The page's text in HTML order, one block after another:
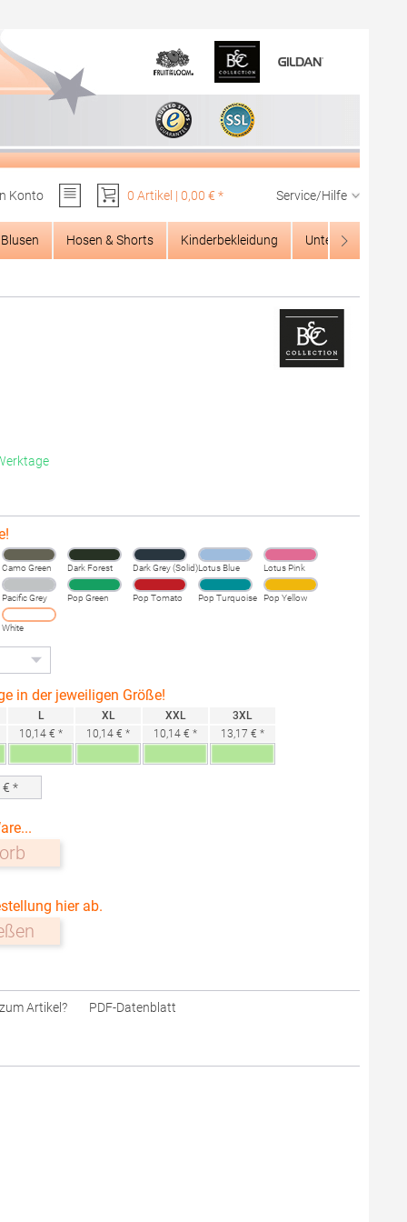
Konto
0 Artikel | 0,00 € * Service/Hilfe
Hosen & Shorts Kinderbekleidung Unterwäsche
Camo Green Dark Forest Dark Grey (Solid)Lotus Blue Lotus Pink
Pacific Grey Pop Green Pop Tomato Pop Turquoise Pop Yellow
White
in der jeweiligen Größe!
L
10,14 € *
XL
10,14 € *
XXL
10,14 € *
3XL
13,17 € *
€ *
hier ab.
Artikel? PDF-Datenblatt